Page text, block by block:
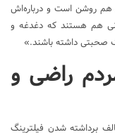
هم روشن است و درباره‌اش
هم هستند که دغدغه و
صحبتی داشته باشند.»
راضی و
برداشته شدن فیلترینگ